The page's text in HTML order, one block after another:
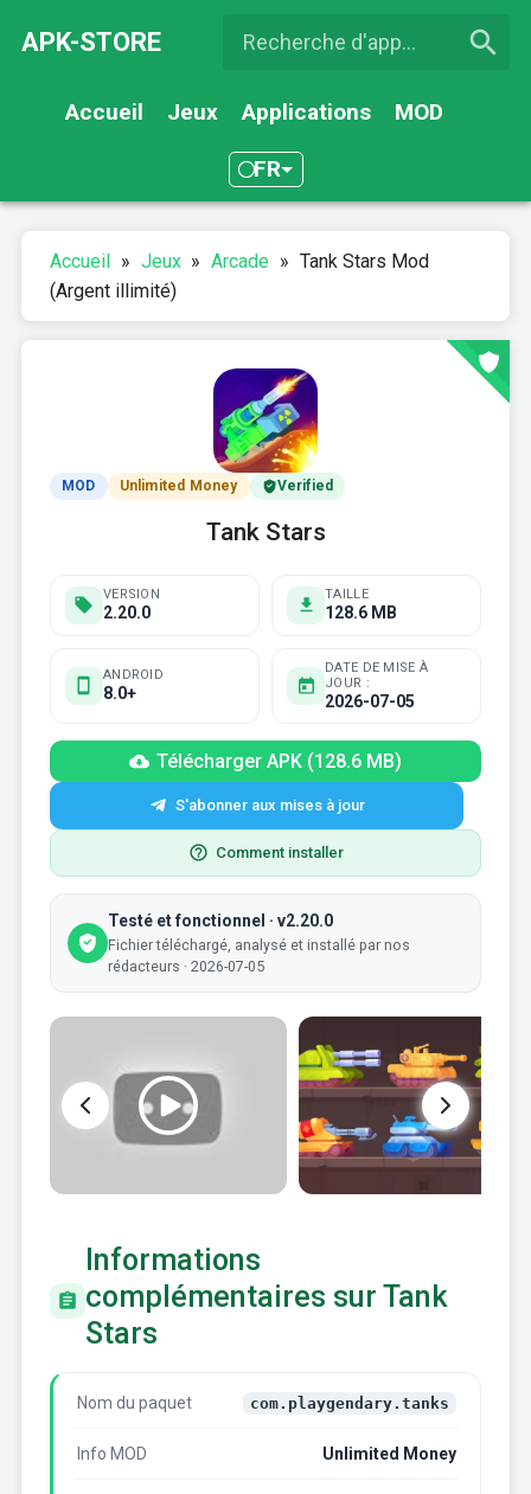
APK-STORE
Accueil Jeux Applications MOD
FR
Accueil » Jeux » Arcade » Tank Stars Mod
(Argent illimité)
MOD Unlimited Money Verified
Tank Stars
VERSION
2.20.0
TAILLE
128.6 MB
ANDROID
8.0+
DATE DE MISE À
JOUR :
2026-07-05
Télécharger APK (128.6 MB)
S'abonner aux mises à jour
Comment installer
Testé et fonctionnel · v2.20.0
Fichier téléchargé, analysé et installé par nos
rédacteurs · 2026-07-05
Informations
complémentaires sur Tank
Stars
Nom du paquet com.playgendary.tanks
Info MOD Unlimited Money